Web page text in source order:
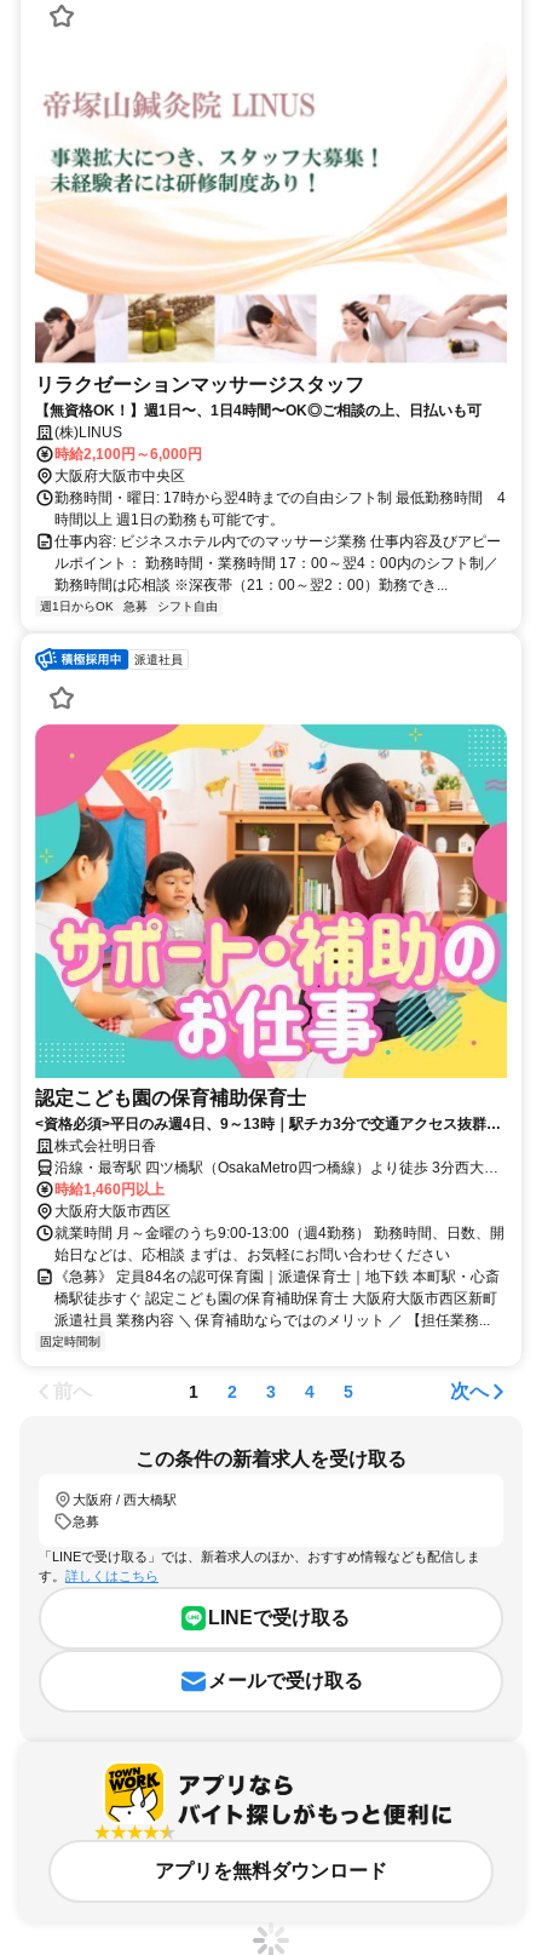
リラクゼーションマッサージスタッフ
【無資格OK！】週1日〜、1日4時間〜OK◎ご相談の上、日払いも可
(株)LINUS
時給2,100円～6,000円
大阪府大阪市中央区
勤務時間・曜日: 17時から翌4時までの自由シフト制 最低勤務時間 4
時間以上 週1日の勤務も可能です。
仕事内容: ビジネスホテル内でのマッサージ業務 仕事内容及びアピー
ルポイント： 勤務時間・業務時間 17：00～翌4：00内のシフト制／
勤務時間は応相談 ※深夜帯（21：00～翌2：00）勤務でき...
週1日からOK 急募 シフト自由
派遣社員
認定こども園の保育補助保育士
<資格必須>平日のみ週4日、9～13時｜駅チカ3分で交通アクセス抜群！
定員84名の都心型の園｜扶養内
株式会社明日香
沿線・最寄駅 四ツ橋駅（OsakaMetro四つ橋線）より徒歩 3分西大橋
駅（OsakaMetro長堀鶴見緑地線）より徒歩 5分本町駅（OsakaMetro
四つ橋線）より徒歩 7分
時給1,460円以上
大阪府大阪市西区
就業時間 月～金曜のうち9:00-13:00（週4勤務） 勤務時間、日数、開
始日などは、応相談 まずは、お気軽にお問い合わせください
《急募》 定員84名の認可保育園｜派遣保育士｜地下鉄 本町駅・心斎
橋駅徒歩すぐ 認定こども園の保育補助保育士 大阪府大阪市西区新町
派遣社員 業務内容 ＼ 保育補助ならではのメリット ／ 【担任業務...
固定時間制
前へ 1 2 3 4 5 次へ
この条件の新着求人を受け取る
大阪府 / 西大橋駅
急募
「LINEで受け取る」では、新着求人のほか、おすすめ情報なども配信しま
す。 詳しくはこちら
LINEで受け取る
メールで受け取る
アプリを無料ダウンロード